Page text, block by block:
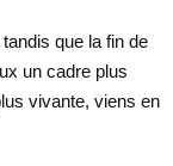
que la fin de
un cadre plus
vivante, viens en